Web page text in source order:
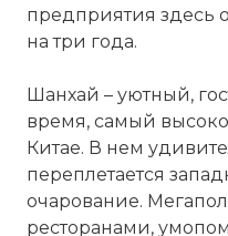
предприятия здесь
на три года.
Шанхай – уютный,
время, самый
Китае. В нем
переплетается
очарование.
ресторанами,